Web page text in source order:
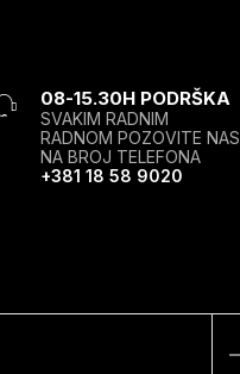
08-15.30H PODRŠKA
SVAKIM RADNIM
RADNOM POZOVITE NAS
NA BROJ TELEFONA
+381 18 58 9020